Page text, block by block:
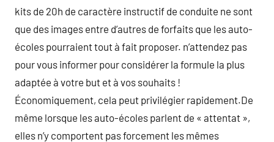
kits de 20h de caractère instructif de conduite ne sont
que des images entre d’autres de forfaits que les auto-
écoles pourraient tout à fait proposer. n’attendez pas
pour vous informer pour considérer la formule la plus
adaptée à votre but et à vos souhaits !
Économiquement, cela peut privilégier rapidement.De
même lorsque les auto-écoles parlent de « attentat »,
elles n’y comportent pas forcement les mêmes